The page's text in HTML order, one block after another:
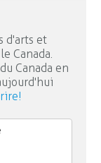
d'arts et
Canada.
Canada en